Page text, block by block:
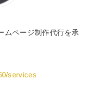
ムページ制作代行を承
services